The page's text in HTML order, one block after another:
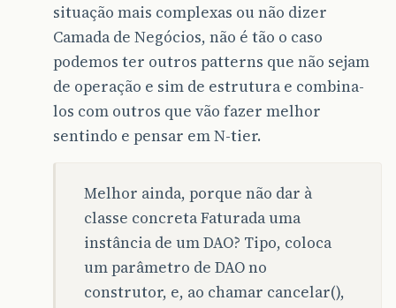
situação mais complexas ou não dizer
Camada de Negócios, não é tão o caso
podemos ter outros patterns que não sejam
de operação e sim de estrutura e combina-
los com outros que vão fazer melhor
sentindo e pensar em N-tier.
Melhor ainda, porque não dar à
classe concreta Faturada uma
instância de um DAO? Tipo, coloca
um parâmetro de DAO no
construtor, e, ao chamar cancelar(),